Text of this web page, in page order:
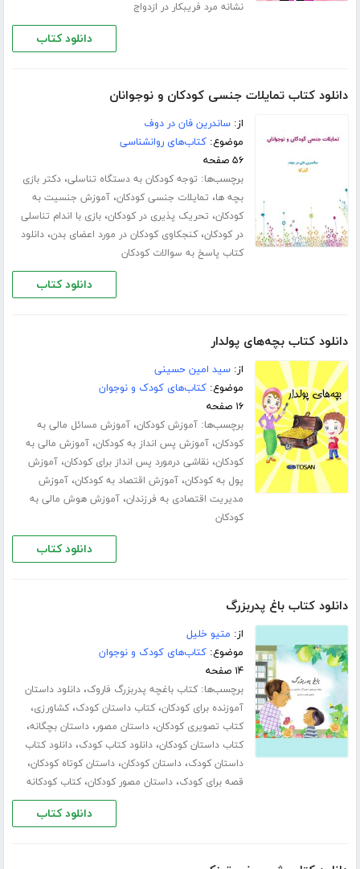
نشانه مرد فریبکار در ازدواج
دانلود کتاب
دانلود کتاب تمایلات جنسی کودکان و نوجوانان
از:ساندرین فان در دوف
موضوع:کتاب‌های روانشناسی
۵۶ صفحه
برچسب‌ها: توجه کودکان به دستگاه تناسلی،دکتر بازی
بچه ها، تمایلات جنسی کودکان،آموزش جنسیت به
کودکان، تحریک پذیری در کودکان،بازی با اندام تناسلی
در کودکان،کنجکاوی کودکان در مورد اعضای بدن،دانلود
کتاب پاسخ به سوالات کودکان
دانلود کتاب
دانلود کتاب بچه‌های پولدار
از:سید امین حسینی
موضوع:کتاب‌های کودک و نوجوان
۱۶ صفحه
برچسب‌ها:آموزش کودکان،آموزش مسائل مالی به
کودکان،آموزش پس انداز به کودکان،آموزش مالی به
کودکان،نقاشی درمورد پس انداز برای کودکان،آموزش
پول به کودکان،آموزش اقتصاد به کودکان،آموزش
مدیریت اقتصادی به فرزندان،آموزش هوش مالی به
کودکان
دانلود کتاب
دانلود کتاب باغ پدربزرگ
از: متیو خلیل
موضوع:کتاب‌های کودک و نوجوان
۱۴ صفحه
برچسب‌ها:کتاب باغچه پدربزرگ فاروک،دانلود داستان
آموزنده برای کودکان،کتاب داستان کودک،کشاورزی،
کتاب تصویری کودکان،داستان مصور،داستان بچگانه،
کتاب داستان کودکان،دانلود کتاب کودک،دانلود کتاب
داستان کودک،داستان کودکان،داستان کوتاه کودکان،
قصه برای کودک،داستان مصور کودکان،کتاب کودکانه
دانلود کتاب